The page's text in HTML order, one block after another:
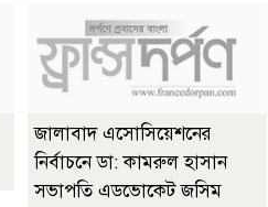
জালাবাদ এসোসিয়েশনের
নির্বাচনে ডা: কামরুল হাসান
সভাপতি এডভোকেট জসিম